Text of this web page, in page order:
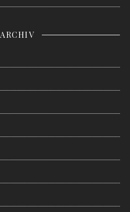
ARCHIV